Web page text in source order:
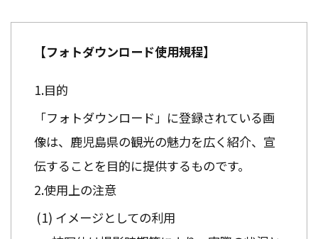
【フォトダウンロード使用規程】
目的
「フォトダウンロード」に登録されている画
像は、鹿児島県の観光の魅力を広く紹介、宣
伝することを目的に提供するものです。
使用上の注意
イメージとしての利用